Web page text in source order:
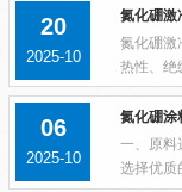
4的稀释
20
2025-10
氮化硼激
氮化硼激
热性、绝
热、金属
料可分为
06
2025-10
氮化硼涂
一、原料
选择优质